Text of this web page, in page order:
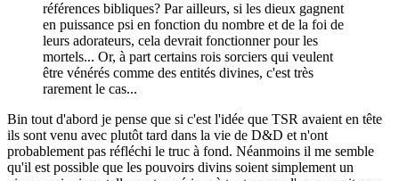
références bibliques? Par ailleurs, si les dieux gagnent
en puissance psi en fonction du nombre et de la foi de
leurs adorateurs, cela devrait fonctionner pour les
mortels... Or, à part certains rois sorciers qui veulent
être vénérés comme des entités divines, c'est très
rarement le cas...
Bin tout d'abord je pense que si c'est l'idée que TSR avaient en tête
ils sont venu avec plutôt tard dans la vie de D&D et n'ont
probablement pas réfléchi le truc à fond. Néanmoins il me semble
qu'il est possible que les pouvoirs divins soient simplement un